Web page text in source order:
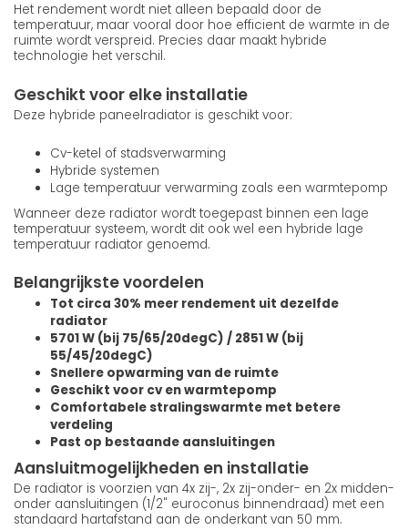
Het rendement wordt niet alleen bepaald door de
temperatuur, maar vooral door hoe efficient de warmte in de
ruimte wordt verspreid. Precies daar maakt hybride
technologie het verschil.
Geschikt voor elke installatie
Deze hybride paneelradiator is geschikt voor:
Cv-ketel of stadsverwarming
Hybride systemen
Lage temperatuur verwarming zoals een warmtepomp
Wanneer deze radiator wordt toegepast binnen een lage
temperatuur systeem, wordt dit ook wel een hybride lage
temperatuur radiator genoemd.
Belangrijkste voordelen
Tot circa 30% meer rendement uit dezelfde
radiator
5701 W (bij 75/65/20degC) / 2851 W (bij
55/45/20degC)
Snellere opwarming van de ruimte
Geschikt voor cv en warmtepomp
Comfortabele stralingswarmte met betere
verdeling
Past op bestaande aansluitingen
Aansluitmogelijkheden en installatie
De radiator is voorzien van 4x zij-, 2x zij-onder- en 2x midden-
onder aansluitingen (1/2" euroconus binnendraad) met een
standaard hartafstand aan de onderkant van 50 mm.